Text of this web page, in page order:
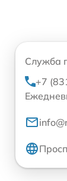
Служба
+7